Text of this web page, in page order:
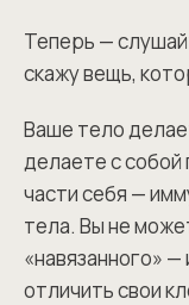
Теперь —
скажу вещь,
Ваше тело
делаете с собой
части себя —
тела. Вы не
«навязанного»
отличить свои